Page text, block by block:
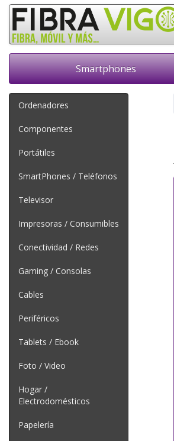
Smartphones
Ordenadores
Componentes
Portátiles
SmartPhones / Teléfonos
Televisor
Impresoras / Consumibles
Conectividad / Redes
Gaming / Consolas
Cables
Periféricos
Tablets / Ebook
Foto / Video
Hogar /
Electrodomésticos
Papelería